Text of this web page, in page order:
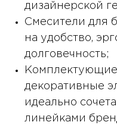
дизайнерской
Смесители для
на удобство,
долговечность;
декоративные
идеально
линейками